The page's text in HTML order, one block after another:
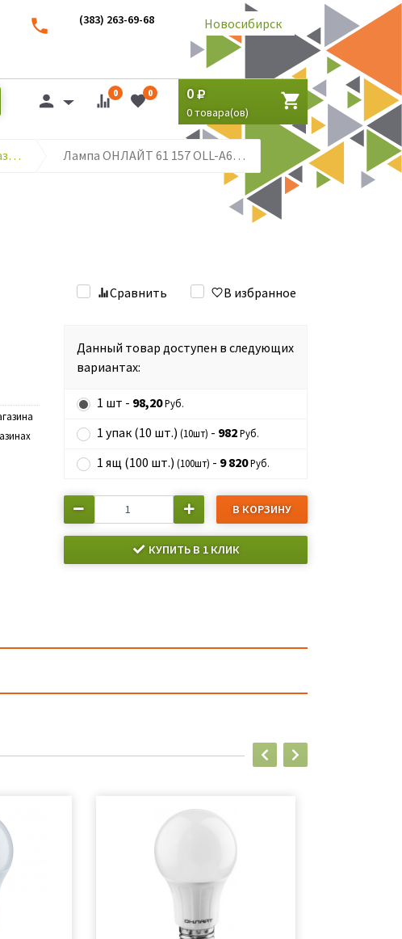
(383) 263-69-68 Новосибирск
0 0 0
0товара(ов)
Лампы светодиодные, общего назначения Лампа ОНЛАЙТ 61 157 ОLL-A60-20-230-2.7K-E27
Сравнить В избранное
Данный товар доступен в следующих
вариантах:
1 шт - 98,20 Руб.
1 упак (10 шт.) (10шт) - 982 Руб.
1 ящ (100 шт.) (100шт) - 9 820 Руб.
В КОРЗИНУ
КУПИТЬ В 1 КЛИК